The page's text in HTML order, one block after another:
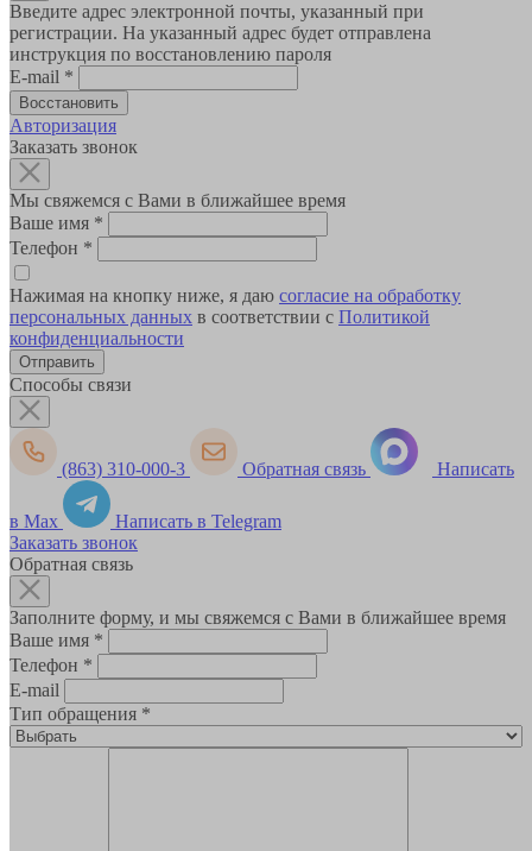
Введите адрес электронной почты, указанный при
регистрации. На указанный адрес будет отправлена
инструкция по восстановлению пароля
E-mail *
Авторизация
Заказать звонок
Мы свяжемся с Вами в ближайшее время
Ваше имя *
Телефон *
Нажимая на кнопку ниже, я даю согласие на обработку
персональных данных в соответствии с Политикой
конфиденциальности
Способы связи
(863) 310-000-3 Обратная связь Написать
в Max
Написать в Telegram
Заказать звонок
Обратная связь
Заполните форму, и мы свяжемся с Вами в ближайшее время
Ваше имя *
Телефон *
E-mail
Тип обращения *